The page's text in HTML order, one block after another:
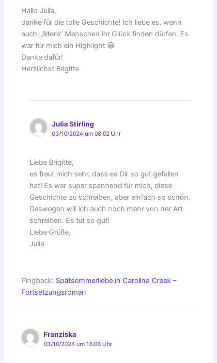
Hallo Julia,
danke für die tolle Geschichte! Ich liebe es, wenn
auch „ältere“ Menschen ihr Glück finden dürfen. Es
war für mich ein Highlight 😀
Danke dafür!
Herzlichst Brigitte
Julia Stirling
03/10/2024 um 08:02 Uhr
Liebe Brigitte,
es freut mich sehr, dass es Dir so gut gefallen
hat! Es war super spannend für mich, diese
Geschichte zu schreiben, aber einfach so schön.
Deswegen will ich auch noch mehr von der Art
schreiben. Es tut so gut!
Liebe Grüße,
Julia
Pingback: Spätsommerliebe in Carolina Creek –
Fortsetzungsroman
Franziska
03/10/2024 um 18:06 Uhr